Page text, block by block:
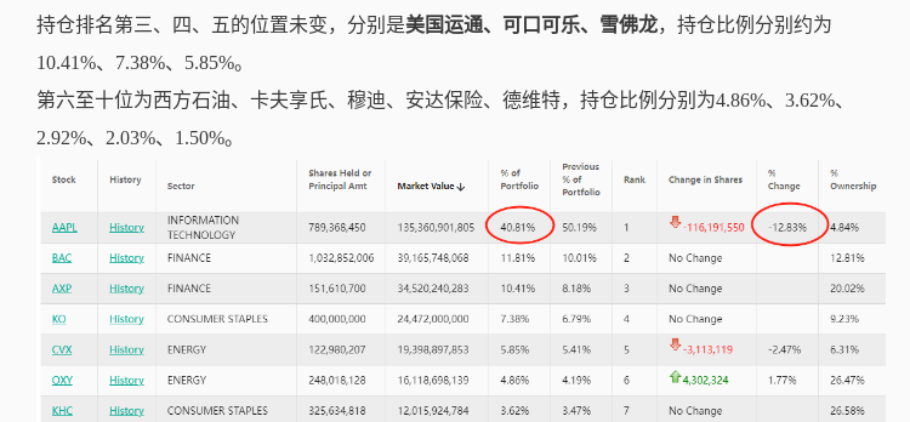
持仓排名第三、四、五的位置未变，分别是美国运通、可口可乐、雪佛龙，持仓比例分别约为
10.41%、 7.38%、5.85%。
第六至十位为西方石油、卡夫享氏、穆迪、安达保险、德维特， 持仓比例分别为4.86%、3.62%、
2.92%、2.03%、1.50%。